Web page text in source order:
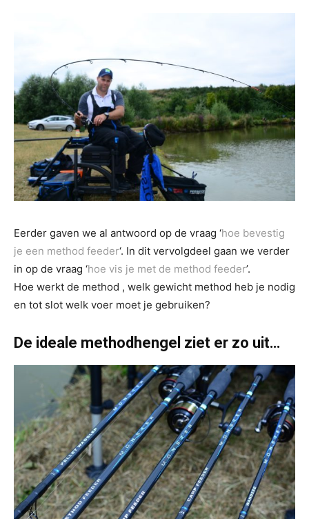
Eerder gaven we al antwoord op de vraag ‘hoe bevestig
je een method feeder‘. In dit vervolgdeel gaan we verder
in op de vraag ‘hoe vis je met de method feeder’.
Hoe werkt de method , welk gewicht method heb je nodig
en tot slot welk voer moet je gebruiken?
De ideale methodhengel ziet er zo uit…